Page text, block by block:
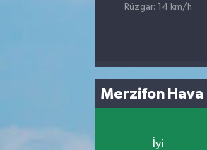
Rüzgar: 14 km/h
Merzifon Hava
İyi